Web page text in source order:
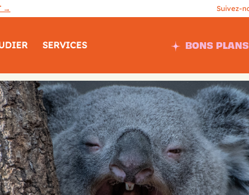
→
SERVICES BONS PLANS